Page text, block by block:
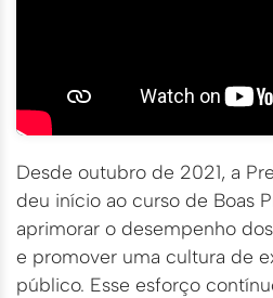
Desde outubro de 2021, a
deu início ao curso de Boas
aprimorar o desempenho
e promover uma cultura de
público. Esse esforço